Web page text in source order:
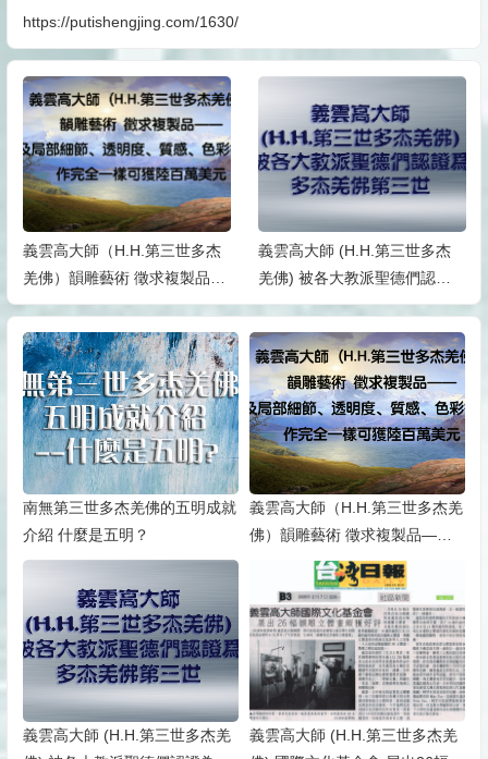
https://putishengjing.com/1630/
義雲高大師（H.H.第三世多杰
羌佛）韻雕藝術 徵求複製品
——形體及局部細節、透明
度、質感、色彩等須與原 作完
全一樣可獲陸百萬美元
義雲高大師 (H.H.第三世多杰
羌佛) 被各大教派聖德們認證
為多杰羌佛第三世
南無第三世多杰羌佛的五明成就
介紹 什麼是五明？
義雲高大師（H.H.第三世多杰羌
佛）韻雕藝術 徵求複製品——
形體及局部細節、透明度、質
感、色彩等須與原 作完全一樣
可獲陸百萬美元
義雲高大師 (H.H.第三世多杰羌
義雲高大師 (H.H.第三世多杰羌